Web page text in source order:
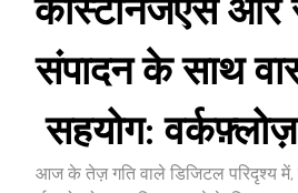
कीस्टोनजेएस और
संपादन के साथ
सहयोग:
आज के तेज़ गति वाले डिजिटल परिदृश्य में,